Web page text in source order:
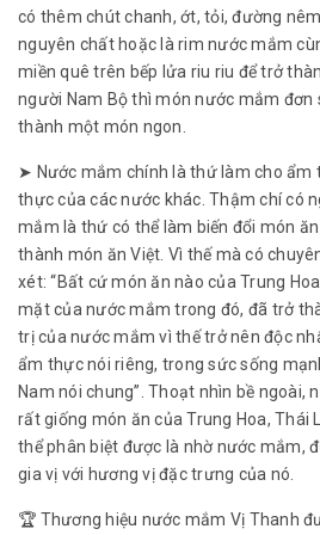
có thêm chút chanh, ớt, tỏi, đường
nguyên chất hoặc là rim nước mắm
miền quê trên bếp lửa riu riu để trở
người Nam Bộ thì món nước mắm đơn
thành một món ngon.
➤ Nước mắm chính là thứ làm cho ẩm
thực của các nước khác. Thậm chí có
mắm là thứ có thể làm biến đổi món
thành món ăn Việt. Vì thế mà có
xét: “Bất cứ món ăn nào của Trung
mặt của nước mắm trong đó, đã trở
trị của nước mắm vì thế trở nên độc
ẩm thực nói riêng, trong sức sống
Nam nói chung”. Thoạt nhìn bề ngoài,
rất giống món ăn của Trung Hoa, Thái
thể phân biệt được là nhờ nước mắm,
gia vị với hương vị đặc trưng của nó.
🏆 Thương hiệu nước mắm Vị Thanh